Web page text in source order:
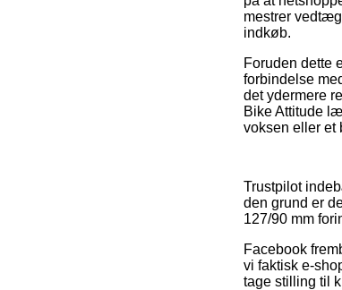
mestrer
indkøb.
Foruden dette
forbindelse
det ydermere
Bike Attitude
voksen eller et
Trustpilot
den grund er
127/90 mm
Facebook
vi faktisk e-
tage stilling til